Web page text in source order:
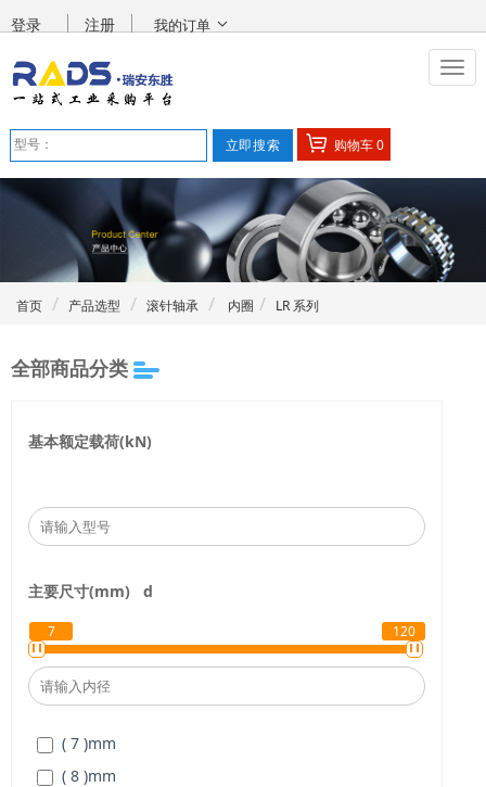
登录 注册 我的订单
购物车0
首页 产品选型 滚针轴承 内圈 LR 系列
全部商品分类
基本额定载荷(kN)
主要尺寸(mm) d
7 120
( 7 )mm
( 8 )mm